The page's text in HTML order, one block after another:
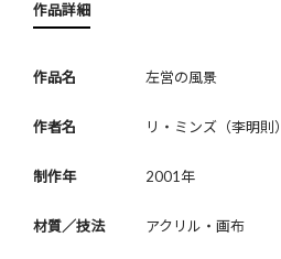
作品詳細
作品名 左営の風景
作者名 リ・ミンズ（李明則）
制作年 2001年
材質／技法 アクリル・画布